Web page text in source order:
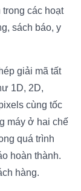
các hoạt
sách báo, y
giải mã tất
1D, 2D,
cùng tốc
máy ở hai chế
quá trình
hoàn thành.
hàng.